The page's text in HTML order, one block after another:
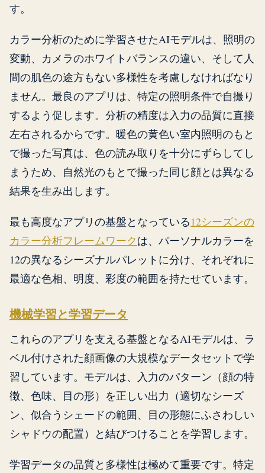
す。
カラー分析のために学習させたAIモデルは、照明の
変動、カメラのホワイトバランスの違い、そして人
間の肌色の途方もない多様性を考慮しなければなり
ません。最良のアプリは、特定の照明条件で自撮り
するよう促します。分析の精度は入力の品質に直接
左右されるからです。暖色の黄色い室内照明のもと
で撮った写真は、色の読み取りを十分にずらしてし
まうため、自然光のもとで撮った同じ顔とは異なる
結果を生み出します。
最も高度なアプリの基盤となっている12シーズンの
カラー分析フレームワークは、パーソナルカラーを
12の異なるシーズナルパレットに分け、それぞれに
最適な色相、明度、彩度の範囲を持たせています。
機械学習と学習データ
これらのアプリを支える基盤となるAIモデルは、ラ
ベル付けされた顔画像の大規模なデータセットで学
習しています。モデルは、入力のパターン（顔の特
徴、色味、目の形）を正しい出力（適切なシーズ
ン、似合うシェードの範囲、目の形態にふさわしい
シャドウの配置）と結びつけることを学習します。
学習データの品質と多様性は極めて重要です。特定